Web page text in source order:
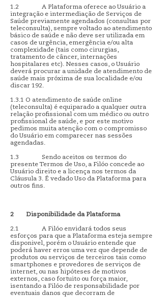
1.2 A Plataforma oferece ao Usuário a
integração e intermediação de Serviços de
Saúde previamente agendados (consultas por
teleconsulta), sempre voltado ao atendimento
básico de saúde e não deve ser utilizada em
casos de urgência, emergência e/ou alta
complexidade (tais como cirurgias,
tratamento de câncer, internações
hospitalares etc). Nesses casos, o Usuário
deverá procurar a unidade de atendimento de
saúde mais próxima de sua localidade e/ou
discar 192.
1.3.1 O atendimento de saúde online
(teleconsulta) é equiparado a qualquer outra
relação profissional com um médico ou outro
profissional de saúde, e por este motivo
pedimos muita atenção com o compromisso
do Usuário em comparecer nas sessões
agendadas.
1.3 Sendo aceitos os termos do
presente Termos de Uso, a Filóo concede ao
Usuário direito e a licença nos termos da
Cláusula 3. É vedado Uso da Plataforma para
outros fins.
2 Disponibilidade da Plataforma
2.1 A Filóo envidará todos seus
esforços para que a Plataforma esteja sempre
disponivel, porém o Usuário entende que
poderá haver erros uma vez que depende de
produtos ou serviços de terceiros tais como
smartphones e provedores de serviços de
internet, ou nas hipóteses de motivos
externos, caso fortuito ou força maior,
isentando a Filóo de responsabilidade por
eventuais danos que decorram de